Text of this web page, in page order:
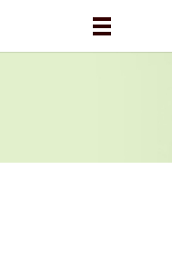
メニュー